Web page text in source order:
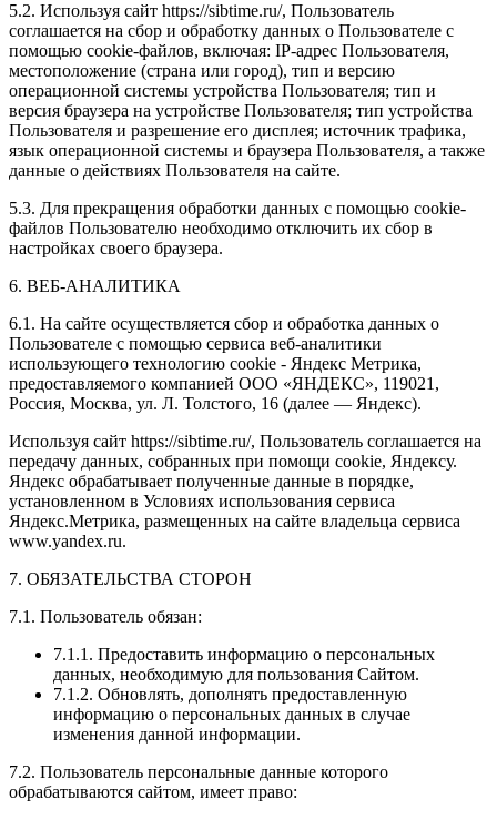
5.2. Используя сайт https://sibtime.ru/, Пользователь
соглашается на сбор и обработку данных о Пользователе с
помощью cookie-файлов, включая: IP-адрес Пользователя,
местоположение (страна или город), тип и версию
операционной системы устройства Пользователя; тип и
версия браузера на устройстве Пользователя; тип устройства
Пользователя и разрешение его дисплея; источник трафика,
язык операционной системы и браузера Пользователя, а также
данные о действиях Пользователя на сайте.
5.3. Для прекращения обработки данных с помощью cookie-
файлов Пользователю необходимо отключить их сбор в
настройках своего браузера.
6. ВЕБ-АНАЛИТИКА
6.1. На сайте осуществляется сбор и обработка данных о
Пользователе с помощью сервиса веб-аналитики
использующего технологию cookie - Яндекс Метрика,
предоставляемого компанией ООО «ЯНДЕКС», 119021,
Россия, Москва, ул. Л. Толстого, 16 (далее — Яндекс).
Используя сайт https://sibtime.ru/, Пользователь соглашается на
передачу данных, собранных при помощи cookie, Яндексу.
Яндекс обрабатывает полученные данные в порядке,
установленном в Условиях использования сервиса
Яндекс.Метрика, размещенных на сайте владельца сервиса
www.yandex.ru.
7. ОБЯЗАТЕЛЬСТВА СТОРОН
7.1. Пользователь обязан:
7.1.1. Предоставить информацию о персональных
данных, необходимую для пользования Сайтом.
7.1.2. Обновлять, дополнять предоставленную
информацию о персональных данных в случае
изменения данной информации.
7.2. Пользователь персональные данные которого
обрабатываются сайтом, имеет право: